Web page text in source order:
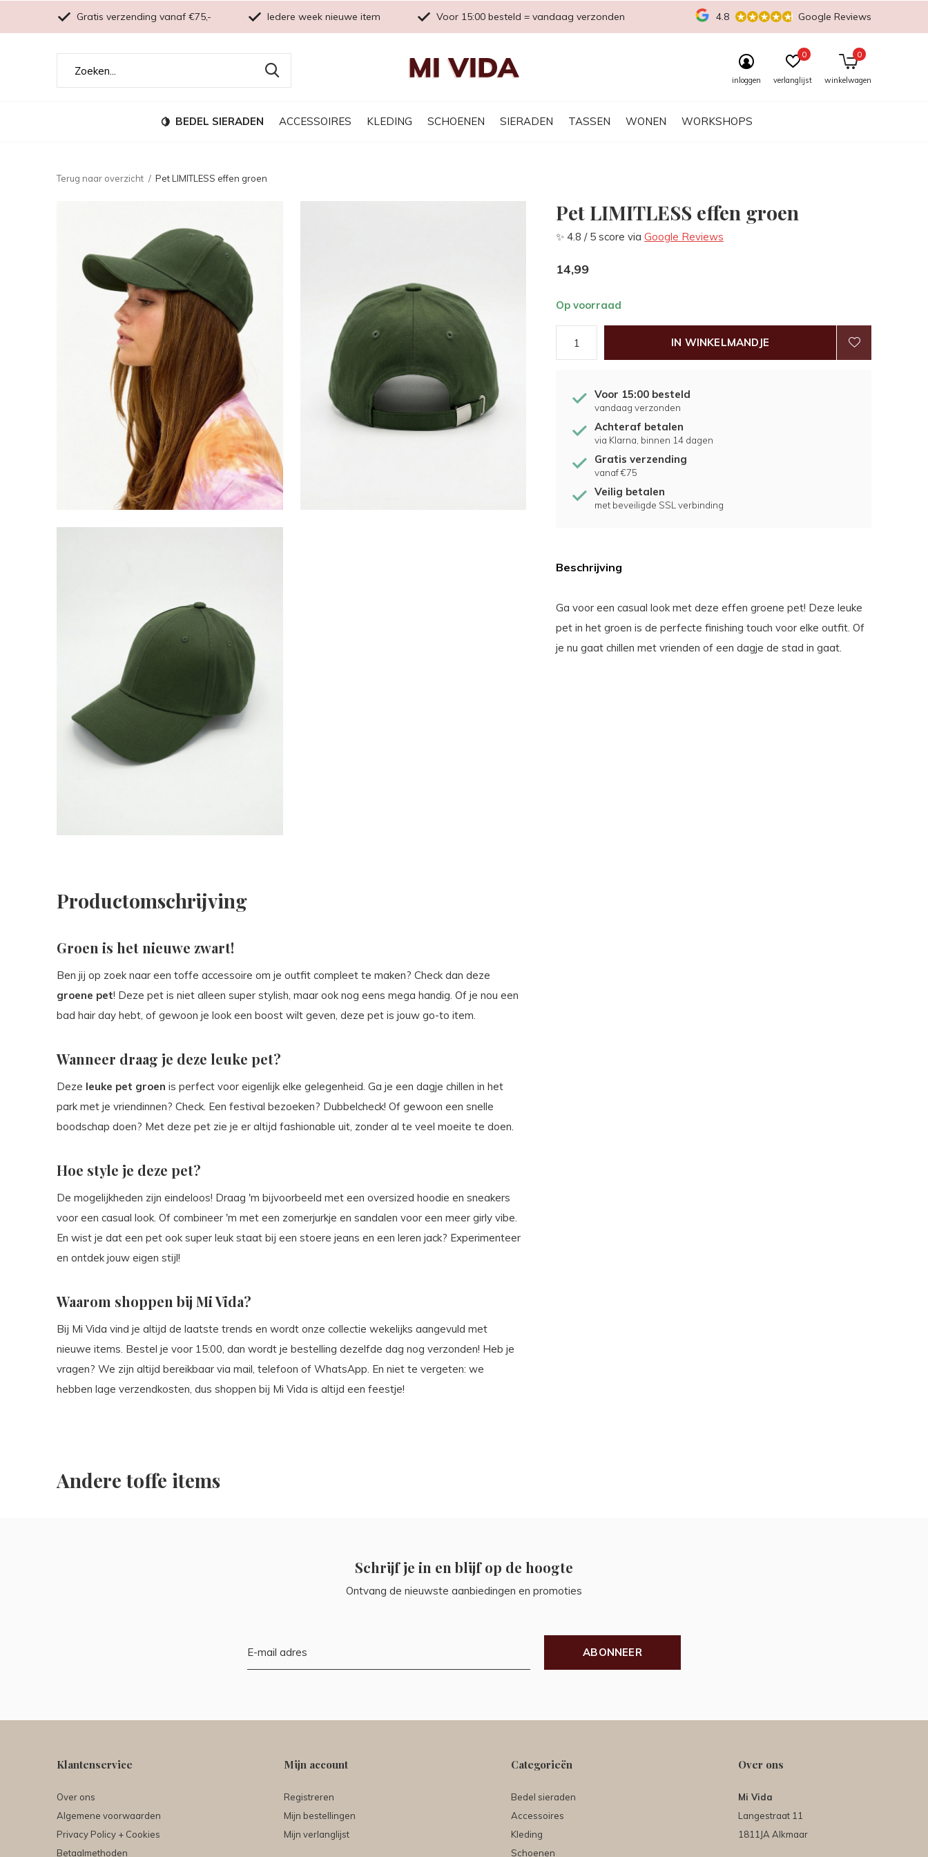
BEDEL SIERADEN ACCESSOIRES KLEDING SCHOENEN SIERADEN TASSEN WONEN WORKSHOPS
inloggen verlanglijst
0
winkelwagen
0
Gratis verzending vanaf €75,- Iedere week nieuwe item Voor 15:00 besteld = vandaag verzonden 4.8 Google Reviews
Terug naar overzicht Pet LIMITLESS effen groen
Pet LIMITLESS effen groen
✨ 4.8 / 5 score via Google Reviews
14,99
Op voorraad
IN WINKELMANDJE
Voor 15:00 besteld
vandaag verzonden
Achteraf betalen
via Klarna, binnen 14 dagen
Gratis verzending
vanaf €75
Veilig betalen
met beveiligde SSL verbinding
Beschrijving
Ga voor een casual look met deze effen groene pet! Deze leuke
pet in het groen is de perfecte finishing touch voor elke outfit. Of
je nu gaat chillen met vrienden of een dagje de stad in gaat.
Productomschrijving
Groen is het nieuwe zwart!
Ben jij op zoek naar een toffe accessoire om je outfit compleet te maken? Check dan deze
groene pet! Deze pet is niet alleen super stylish, maar ook nog eens mega handig. Of je nou een
bad hair day hebt, of gewoon je look een boost wilt geven, deze pet is jouw go-to item.
Wanneer draag je deze leuke pet?
Deze leuke pet groen is perfect voor eigenlijk elke gelegenheid. Ga je een dagje chillen in het
park met je vriendinnen? Check. Een festival bezoeken? Dubbelcheck! Of gewoon een snelle
boodschap doen? Met deze pet zie je er altijd fashionable uit, zonder al te veel moeite te doen.
Hoe style je deze pet?
De mogelijkheden zijn eindeloos! Draag 'm bijvoorbeeld met een oversized hoodie en sneakers
voor een casual look. Of combineer 'm met een zomerjurkje en sandalen voor een meer girly vibe.
En wist je dat een pet ook super leuk staat bij een stoere jeans en een leren jack? Experimenteer
en ontdek jouw eigen stijl!
Waarom shoppen bij Mi Vida?
Bij Mi Vida vind je altijd de laatste trends en wordt onze collectie wekelijks aangevuld met
nieuwe items. Bestel je voor 15:00, dan wordt je bestelling dezelfde dag nog verzonden! Heb je
vragen? We zijn altijd bereikbaar via mail, telefoon of WhatsApp. En niet te vergeten: we
hebben lage verzendkosten, dus shoppen bij Mi Vida is altijd een feestje!
Andere toffe items
Schrijf je in en blijf op de hoogte
Ontvang de nieuwste aanbiedingen en promoties
ABONNEER
Klantenservice
Over ons
Algemene voorwaarden
Privacy Policy + Cookies
Betaalmethoden
Mijn account
Registreren
Mijn bestellingen
Mijn verlanglijst
Categorieën
Bedel sieraden
Accessoires
Kleding
Schoenen
Over ons
Mi Vida
Langestraat 11
1811JA Alkmaar